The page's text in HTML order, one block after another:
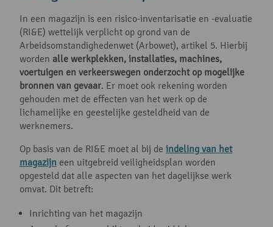
In een magazijn is een risico-inventarisatie en -evaluatie
(RI&E) wettelijk verplicht op grond van de
Arbeidsomstandighedenwet (Arbowet), artikel 5. Hierbij
worden alle werkplekken, installaties, machines,
voertuigen en verkeerswegen onderzocht op mogelijke
bronnen van gevaar. Er moet ook rekening worden
gehouden met de effecten van het werk op de
lichamelijke en geestelijke gesteldheid van de
werknemers.
Op basis van de RI&E moet al bij de indeling van het
magazijn een uitgebreid veiligheidsplan worden
opgesteld dat alle aspecten van het dagelijkse werk
omvat. Dit betreft:
Inrichting van het magazijn